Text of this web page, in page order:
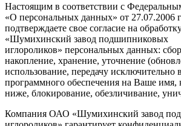
Настоящим в соответствии с
«О персональных данных» от 27.07.2006
подтверждаете свое согласие на
«Шумихинский завод подшипниковых
иглороликов» персональных данных:
накопление, хранение, уточнение
использование, передачу исключительно
программного обеспечения на Ваше имя,
ниже, блокирование, обезличивание,
Компания ОАО «Шумихинский завод